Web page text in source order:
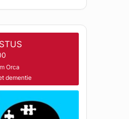
Orca
dementie